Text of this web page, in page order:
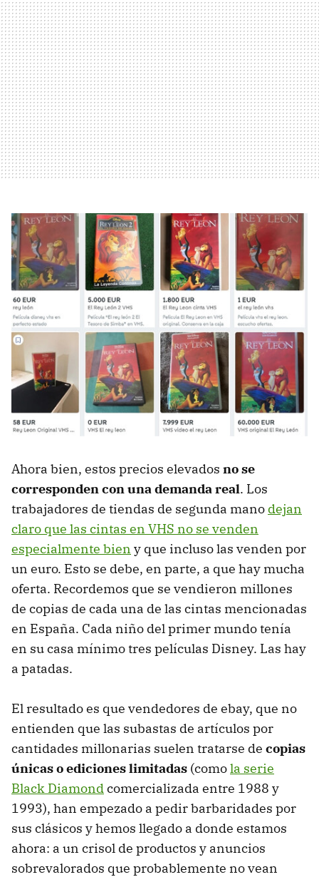
Ahora bien, estos precios elevados no se
corresponden con una demanda real. Los
trabajadores de tiendas de segunda mano dejan
claro que las cintas en VHS no se venden
especialmente bien y que incluso las venden por
un euro. Esto se debe, en parte, a que hay mucha
oferta. Recordemos que se vendieron millones
de copias de cada una de las cintas mencionadas
en España. Cada niño del primer mundo tenía
en su casa mínimo tres películas Disney. Las hay
a patadas.
El resultado es que vendedores de ebay, que no
entienden que las subastas de artículos por
cantidades millonarias suelen tratarse de copias
únicas o ediciones limitadas (comola serie
Black Diamondcomercializada entre 1988 y
1993), han empezado a pedir barbaridades por
sus clásicos y hemos llegado a donde estamos
ahora: a un crisol de productos y anuncios
sobrevalorados que probablemente no vean